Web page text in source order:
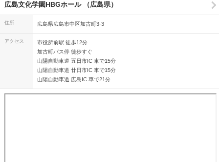
広島文化学園HBGホール （広島県）
住所 広島県広島市中区加古町3-3
アクセス
市役所前駅 徒歩12分
加古町バス停 徒歩すぐ
山陽自動車道 五日市IC 車で15分
山陽自動車道 廿日市IC 車で15分
山陽自動車道 広島IC 車で21分